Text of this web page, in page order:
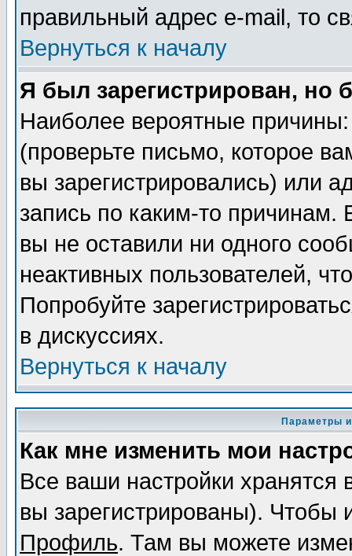
правильный адрес e-mail, то
Вернуться к началу
Я был зарегистрирован, но
Наиболее вероятные
(проверьте письмо, которое
вы зарегистрировались) или
запись по каким-то причинам.
вы не оставили ни одного
неактивных пользователей,
Попробуйте
в дискуссиях.
Вернуться к началу
Параметры
Как мне изменить мои
Все ваши настройки хранятся
вы зарегистрированы). Чтобы
Профиль. Там вы можете